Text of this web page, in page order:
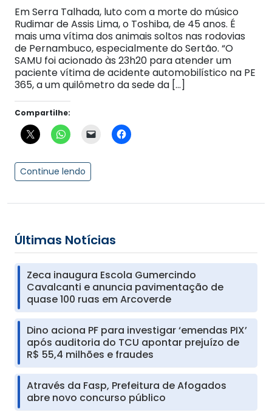
Em Serra Talhada, luto com a morte do músico
Rudimar de Assis Lima, o Toshiba, de 45 anos. É
mais uma vítima dos animais soltos nas rodovias
de Pernambuco, especialmente do Sertão. “O
SAMU foi acionado às 23h20 para atender um
paciente vítima de acidente automobilístico na PE
365, a um quilômetro da sede da […]
Compartilhe:
Continue lendo
Últimas Notícias
Zeca inaugura Escola Gumercindo
Cavalcanti e anuncia pavimentação de
quase 100 ruas em Arcoverde
Dino aciona PF para investigar ‘emendas PIX’
após auditoria do TCU apontar prejuízo de
R$ 55,4 milhões e fraudes
Através da Fasp, Prefeitura de Afogados
abre novo concurso público